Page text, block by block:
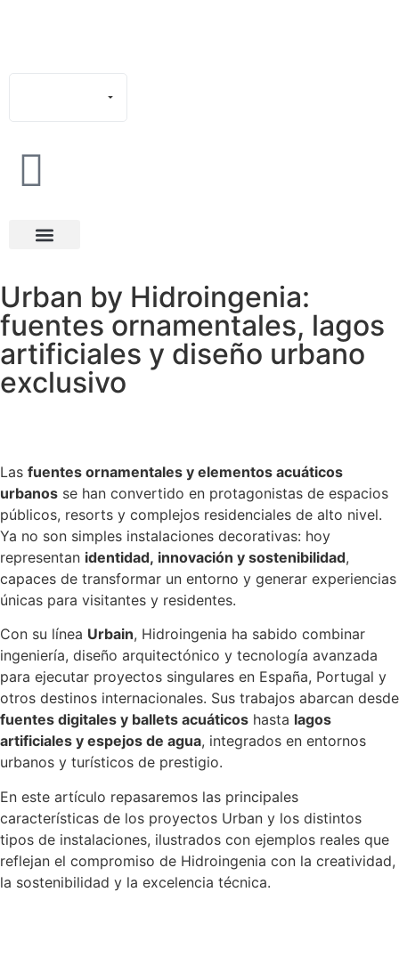
Español
English
Deutsch
Italiano
Urban by Hidroingenia:
fuentes ornamentales, lagos
artificiales y diseño urbano
exclusivo
Las fuentes ornamentales y elementos acuáticos
urbanos se han convertido en protagonistas de espacios
públicos, resorts y complejos residenciales de alto nivel.
Ya no son simples instalaciones decorativas: hoy
representan identidad, innovación y sostenibilidad,
capaces de transformar un entorno y generar experiencias
únicas para visitantes y residentes.
Con su línea Urbain, Hidroingenia ha sabido combinar
ingeniería, diseño arquitectónico y tecnología avanzada
para ejecutar proyectos singulares en España, Portugal y
otros destinos internacionales. Sus trabajos abarcan desde
fuentes digitales y ballets acuáticos hasta lagos
artificiales y espejos de agua, integrados en entornos
urbanos y turísticos de prestigio.
En este artículo repasaremos las principales
características de los proyectos Urban y los distintos
tipos de instalaciones, ilustrados con ejemplos reales que
reflejan el compromiso de Hidroingenia con la creatividad,
la sostenibilidad y la excelencia técnica.